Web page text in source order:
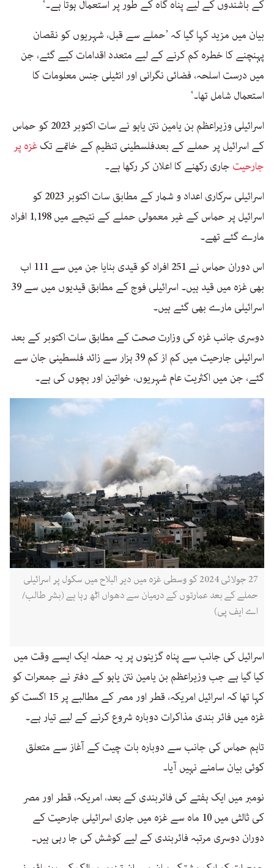
کے باشندوں کے لیے پناہ گاہ کے طور پر استعمال ہوتا ہے۔‘
بیان میں مزید کہا گیا کہ ’حملے سے قبل، شہریوں کو نقصان
پہنچنے کا خطرہ کم کرنے کے لیے متعدد اقدامات کیے گئے، جن
میں درست اسلحہ، فضائی نگرانی اور انٹیلی جنس معلومات کا
استعمال شامل تھا۔‘
اسرائیلی وزیراعظم بن یامین نتن یاہو نے سات اکتوبر 2023 کو حماس
کے اسرائیل پر حملے کے بعدفلسطینی تنظیم کے خاتمے تکغزہ پر
جارحیت جاری رکھنے کا اعلان کر رکھا ہے۔
اسرائیلی سرکاری اعداد و شمار کے مطابق سات اکتوبر 2023 کو
اسرائیل پر حماس کے غیر معمولی حملے کے نتیجے میں 1,198 افراد
مارے گئے تھے۔
اس دوران حماس نے 251 افراد کو قیدی بنایا جن میں سے 111 اب
بھی غزہ میں قید ہیں۔ اسرائیلی فوج کے مطابق قیدیوں میں سے 39
اسرائیلی مارے بھی گئے ہیں۔
دوسری جانب غزہ کی وزارت صحت کے مطابق سات اکتوبر کے بعد
اسرائیلی جارحیت میں کم از کم 39 ہزار سے زائد فلسطینی جان سے
گئے، جن میں اکثریت عام شہریوں، خواتین اور بچوں کی ہے۔
27 جولائی 2024 کو وسطی غزہ میں دیر البلاح میں سکول پر اسرائیلی
حملے کے بعد عمارتوں کے درمیان سے دھواں اٹھ رہا ہے (بشر طالب/
اے ایف پی)
اسرائیل کی جانب سے پناہ گزینوں پر یہ حملہ ایک ایسے وقت میں
کیا گیا ہے جب وزیراعظم بن یامین نتن یاہو کے دفتر نے جمعرات کو
کہا تھا کہ اسرائیل امریکہ، قطر اور مصر کے مطالبے پر 15 اگست کو
غزہ میں فائر بندی مذاکرات دوبارہ شروع کرنے کے لیے تیار ہے۔
تاہم حماس کی جانب سے دوبارہ بات چیت کے آغاز سے متعلق
کوئی بیان سامنے نہیں آیا۔
نومبر میں ایک ہفتے کی فائربندی کے بعد، امریکہ، قطر اور مصر
کی ثالثی میں 10 ماہ سے غزہ میں جاری اسرائیلی جارحیت کے
دوران دوسری مرتبہ فائربندی کے لیے کوشش کی جا رہی ہیں۔